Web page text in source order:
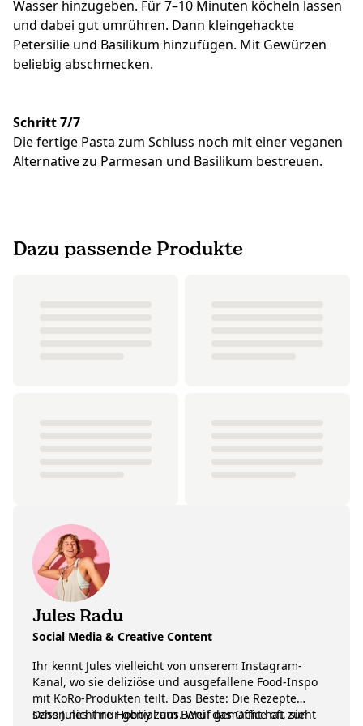
Wasser hinzugeben. Für 7–10 Minuten köcheln lassen
und dabei gut umrühren. Dann kleingehackte
Petersilie und Basilikum hinzufügen. Mit Gewürzen
beliebig abschmecken.
Schritt 7/7
Die fertige Pasta zum Schluss noch mit einer veganen
Alternative zu Parmesan und Basilikum bestreuen.
Dazu passende Produkte
Jules Radu
Social Media & Creative Content
Ihr kennt Jules vielleicht von unserem Instagram-
Kanal, wo sie deliziöse und ausgefallene Food-Inspo
mit KoRo-Produkten teilt. Das Beste: Die Rezepte
sehen nicht nur genial aus. Weil das Office oft zur
Dass Jules ihre Hobby zum Beruf gemacht hat, sieht